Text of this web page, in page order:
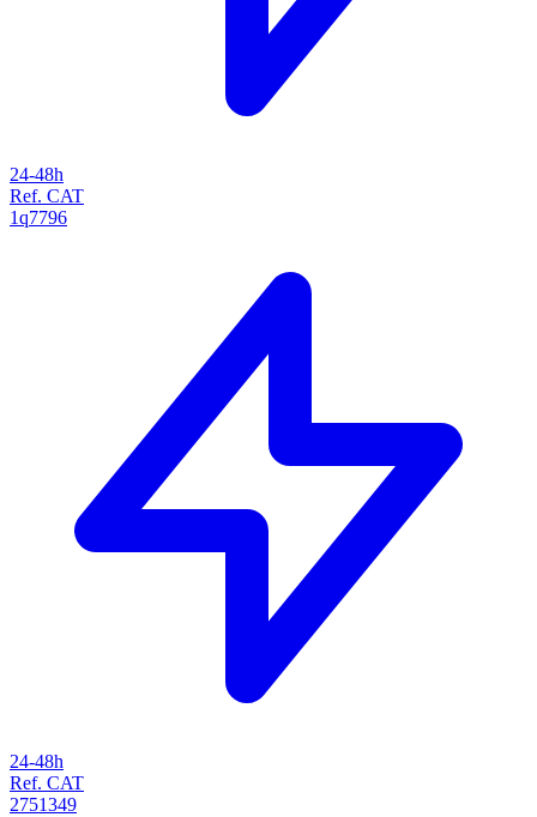
24-48h
Ref. CAT
1q7796
24-48h
Ref. CAT
2751349